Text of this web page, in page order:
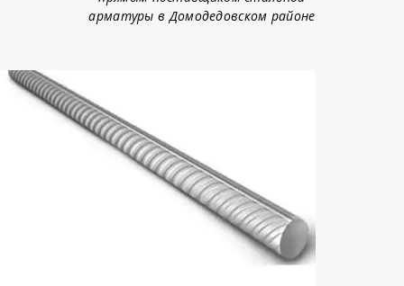
арматуры в Домодедовском районе